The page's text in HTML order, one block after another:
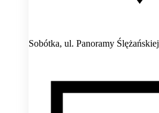
Sobótka, ul. Panoramy Ślężańskiej